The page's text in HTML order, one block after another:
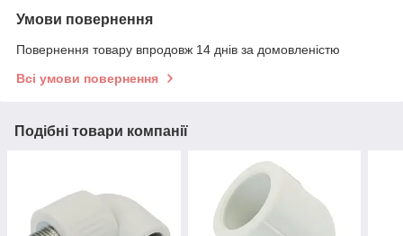
Умови повернення
Повернення товару впродовж 14 днів за домовленістю
Всі умови повернення
Подібні товари компанії